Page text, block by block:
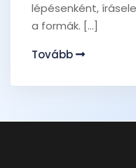
lépésenként,
a formák. […]
Tovább